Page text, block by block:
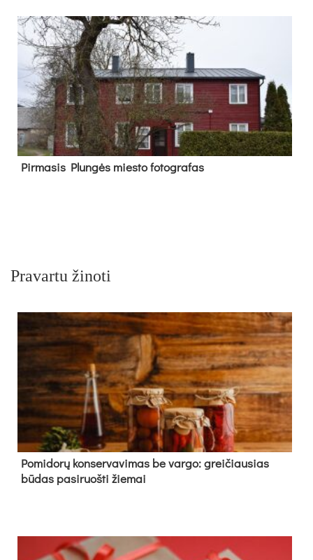
Pir­ma­sis Plun­gės mies­to fo­tog­ra­fas
Pravartu žinoti
Pomidorų konservavimas be vargo: greičiausias
būdas pasiruošti žiemai